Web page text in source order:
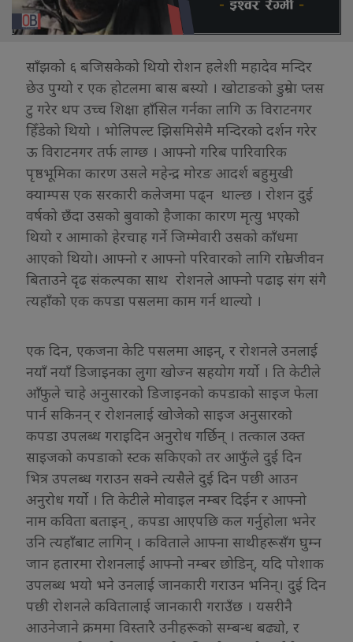
साँझको ६ बजिसकेको थियो रोशन हलेशी महादेव मन्दिर
छेउ पुग्यो र एक होटलमा बास बस्यो । खोटाङको डुम्रेमा प्लस
टु गरेर थप उच्च शिक्षा हाँसिल गर्नका लागि ऊ विराटनगर
हिँडेको थियो । भोलिपल्ट झिसमिसेमै मन्दिरको दर्शन गरेर
ऊ विराटनगर तर्फ लाग्छ । आफ्नो गरिब पारिवारिक
पृष्ठभूमिका कारण उसले महेन्द्र मोरङ आदर्श बहुमुखी
क्याम्पस एक सरकारी कलेजमा पढ्न थाल्छ । रोशन दुई
वर्षको छँदा उसको बुवाको हैजाका कारण मृत्यु भएको
थियो र आमाको हेरचाह गर्ने जिम्मेवारी उसको काँधमा
आएको थियो। आफ्नो र आफ्नो परिवारको लागि राम्रो जीवन
बिताउने दृढ संकल्पका साथ रोशनले आफ्नो पढाइ संग संगै
त्यहाँको एक कपडा पसलमा काम गर्न थाल्यो ।
एक दिन, एकजना केटि पसलमा आइन्, र रोशनले उनलाई
नयाँ नयाँ डिजाइनका लुगा खोज्न सहयोग गर्यो । ति केटीले
आँफुले चाहे अनुसारको डिजाइनको कपडाको साइज फेला
पार्न सकिनन् र रोशनलाई खोजेको साइज अनुसारको
कपडा उपलब्ध गराइदिन अनुरोध गर्छिन् । तत्काल उक्त
साइजको कपडाको स्टक सकिएको तर आफुँले दुई दिन
भित्र उपलब्ध गराउन सक्ने त्यसैले दुई दिन पछी आउन
अनुरोध गर्यो । ति केटीले मोवाइल नम्बर दिईन र आफ्नो
नाम कविता बताइन् , कपडा आएपछि कल गर्नुहोला भनेर
उनि त्यहाँबाट लागिन् । कविताले आफ्ना साथीहरूसँग घुम्न
जान हतारमा रोशनलाई आफ्नो नम्बर छोडिन्, यदि पोशाक
उपलब्ध भयो भने उनलाई जानकारी गराउन भनिन्। दुई दिन
पछी रोशनले कवितालाई जानकारी गराउँछ । यसरीनै
आउनेजाने क्रममा विस्तारै उनीहरूको सम्बन्ध बढ्यो, र